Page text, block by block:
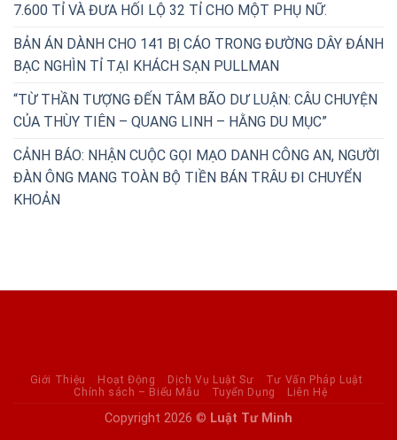
7.600 TỈ VÀ ĐƯA HỐI LỘ 32 TỈ CHO MỘT PHỤ NỮ.
BẢN ÁN DÀNH CHO 141 BỊ CÁO TRONG ĐƯỜNG DÂY ĐÁNH
BẠC NGHÌN TỈ TẠI KHÁCH SẠN PULLMAN
“TỪ THẦN TƯỢNG ĐẾN TÂM BÃO DƯ LUẬN: CÂU CHUYỆN
CỦA THÙY TIÊN – QUANG LINH – HẰNG DU MỤC”
CẢNH BÁO: NHẬN CUỘC GỌI MẠO DANH CÔNG AN, NGƯỜI
ĐÀN ÔNG MANG TOÀN BỘ TIỀN BÁN TRÂU ĐI CHUYỂN
KHOẢN
Giới Thiệu Hoạt Động Dịch Vụ Luật Sư
Tư Vấn Pháp Luật
Chính sách – Biểu Mẫu
Tuyển Dụng Liên Hệ
Copyright 2026 © Luật Tư Minh